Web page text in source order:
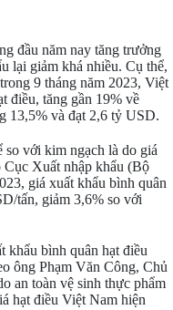
đầu năm nay tăng trưởng
lại giảm khá nhiều. Cụ thể,
9 tháng năm 2023, Việt
điều, tăng gần 19% về
13,5% và đạt 2,6 tỷ USD.
so với kim ngạch là do giá
Cục Xuất nhập khẩu (Bộ
giá xuất khẩu bình quân
tấn, giảm 3,6% so với
khẩu bình quân hạt điều
ông Phạm Văn Công, Chủ
an toàn vệ sinh thực phẩm
hạt điều Việt Nam hiện